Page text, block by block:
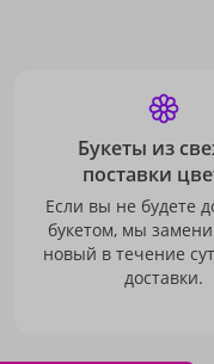
Букеты из
поставки
Если вы не будете
букетом, мы
новый в течение
доставки.